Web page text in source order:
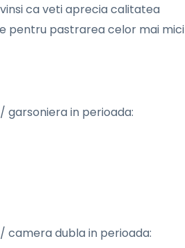
ca veti aprecia calitatea
pentru pastrarea celor mai mici
garsoniera in perioada:
camera dubla in perioada: